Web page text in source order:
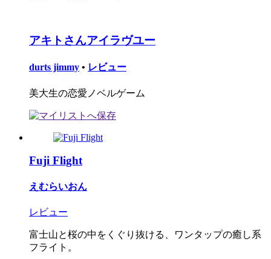
アキトさんアイラヴユー
durts jimmy • レビュー
美大生の恋愛ノベルゲーム
Fuji Flight
えむらいおん
レビュー
富士山と桜の中をくぐり抜ける、ワンタップの癒し系
フライト。